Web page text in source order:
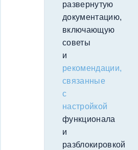
развернутую
документацию,
включающую
советы
и
рекомендации,
связанные
с
настройкой
функционала
и
разблокировкой